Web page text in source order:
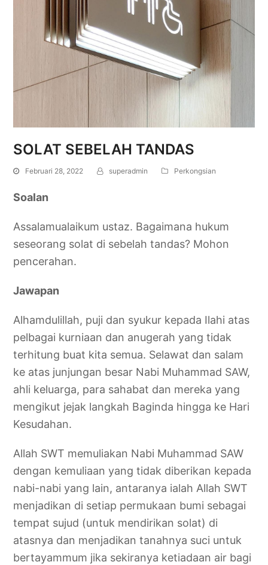
SOLAT SEBELAH TANDAS
Februari 28, 2022 superadmin Perkongsian
Soalan
Assalamualaikum ustaz. Bagaimana hukum
seseorang solat di sebelah tandas? Mohon
pencerahan.
Jawapan
Alhamdulillah, puji dan syukur kepada Ilahi atas
pelbagai kurniaan dan anugerah yang tidak
terhitung buat kita semua. Selawat dan salam
ke atas junjungan besar Nabi Muhammad SAW,
ahli keluarga, para sahabat dan mereka yang
mengikut jejak langkah Baginda hingga ke Hari
Kesudahan.
Allah SWT memuliakan Nabi Muhammad SAW
dengan kemuliaan yang tidak diberikan kepada
nabi-nabi yang lain, antaranya ialah Allah SWT
menjadikan di setiap permukaan bumi sebagai
tempat sujud (untuk mendirikan solat) di
atasnya dan menjadikan tanahnya suci untuk
bertayammum jika sekiranya ketiadaan air bagi